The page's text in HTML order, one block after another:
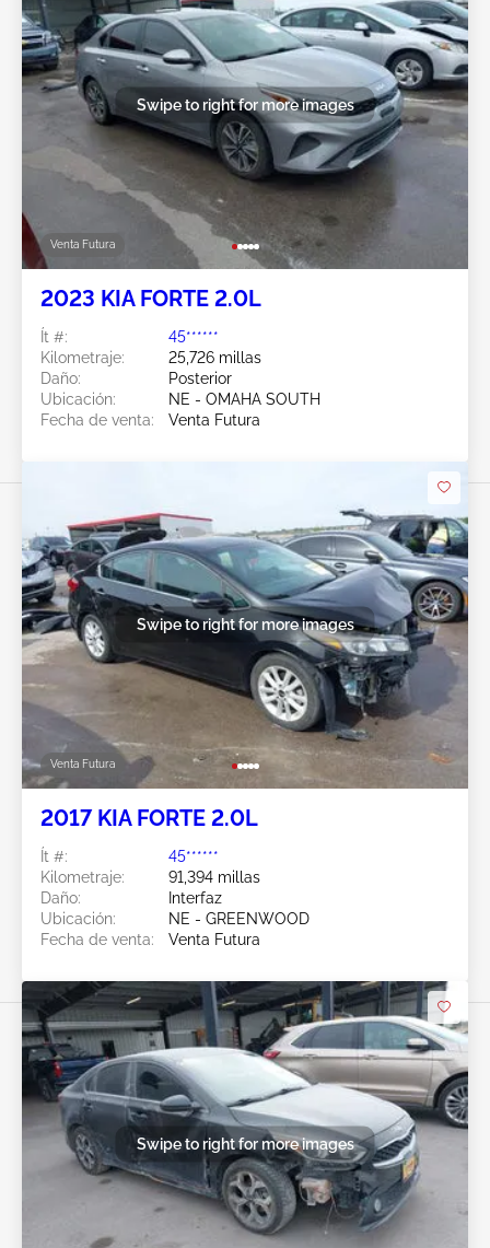
Venta Futura
Swipe to right for more images
2023 KIA FORTE 2.0L
Ít #:
45******
Kilometraje:
25,726 millas
Daño:
Posterior
Ubicación:
NE - OMAHA SOUTH
Fecha de venta:
Venta Futura
Venta Futura
Swipe to right for more images
2017 KIA FORTE 2.0L
Ít #:
45******
Kilometraje:
91,394 millas
Daño:
Interfaz
Ubicación:
NE - GREENWOOD
Fecha de venta:
Venta Futura
Swipe to right for more images